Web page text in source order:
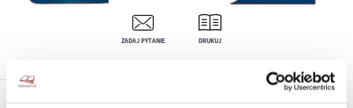
ZADAJ PYTANIE DRUKUJ